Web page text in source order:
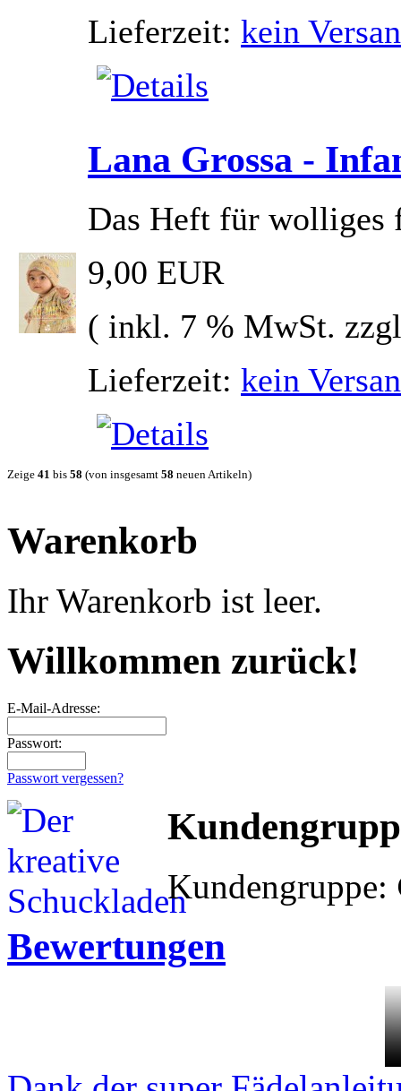
Lieferzeit: kein
Lana Grossa -
Das Heft für wolliges
9,00 EUR
( inkl. 7 % MwSt.
Lieferzeit: kein
Zeige 41 bis 58 (von insgesamt 58 neuen Artikeln)
Warenkorb
Ihr Warenkorb ist leer.
Willkommen zurück!
E-Mail-Adresse:
Passwort:
Passwort vergessen?
Kundengruppe:
Bewertungen